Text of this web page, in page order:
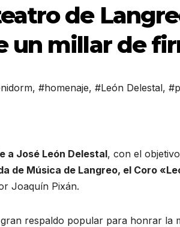
de
un millar de
, #homenaje, #León Delestal,
a José León Delestal, con el
de Música de Langreo, el Coro
Joaquín Pixán.
respaldo popular para honrar la